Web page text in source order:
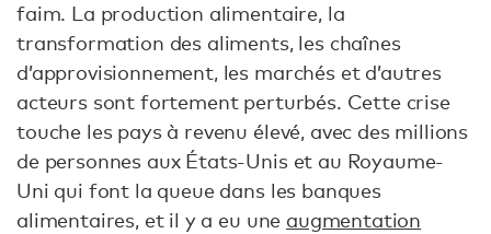
faim. La production alimentaire, la
transformation des aliments, les chaînes
d’approvisionnement, les marchés et d’autres
acteurs sont fortement perturbés. Cette crise
touche les pays à revenu élevé, avec des millions
de personnes aux États-Unis et au Royaume-
Uni qui font la queue dans les banques
alimentaires, et il y a eu une augmentation